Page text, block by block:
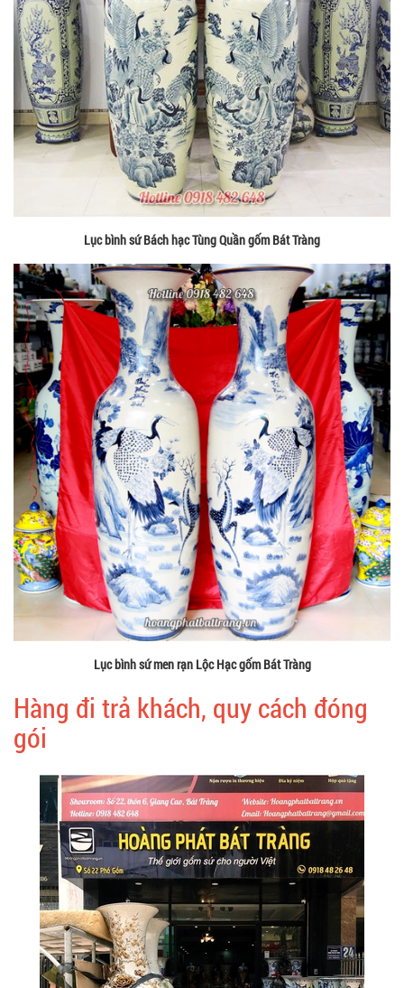
Lục bình sứ Bách hạc Tùng Quần gốm Bát Tràng
Lục bình sứ men rạn Lộc Hạc gốm Bát Tràng
Hàng đi trả khách, quy cách đóng
gói